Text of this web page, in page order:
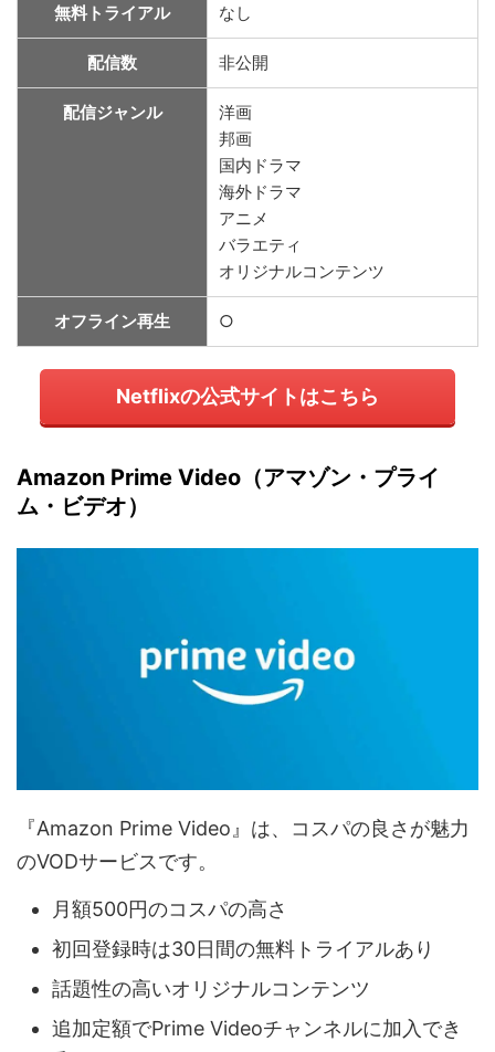
無料トライアル なし
配信数 非公開
配信ジャンル
洋画
邦画
国内ドラマ
海外ドラマ
アニメ
バラエティ
オリジナルコンテンツ
オフライン再生 ○
Netflixの公式サイトはこちら
Amazon Prime Video（アマゾン・プライ
ム・ビデオ）
『Amazon Prime Video』は、コスパの良さが魅力
のVODサービスです。
月額500円のコスパの高さ
初回登録時は30日間の無料トライアルあり
話題性の高いオリジナルコンテンツ
追加定額でPrime Videoチャンネルに加入でき